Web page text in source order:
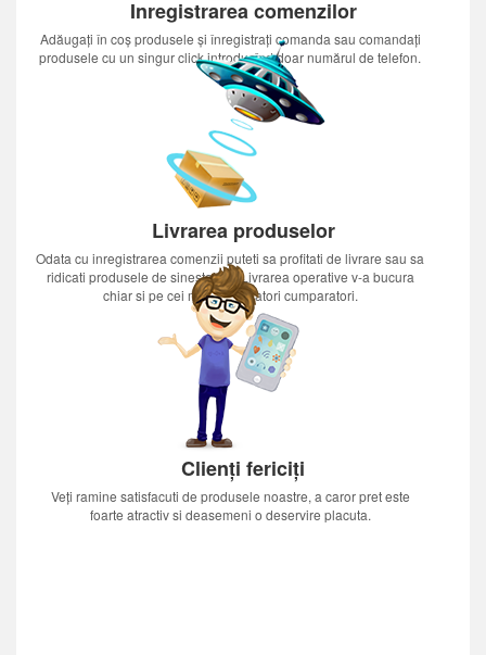
Inregistrarea comenzilor
Adăugați în coș produsele și înregistrați comanda sau comandați
produsele cu un singur click introducînd doar numărul de telefon.
Livrarea produselor
Odata cu inregistrarea comenzii puteti sa profitati de livrare sau sa
ridicati produsele de sinestatator.Livrarea operative v-a bucura
chiar si pe cei mai nerabdatori cumparatori.
Clienți fericiți
Veți ramine satisfacuti de produsele noastre, a caror pret este
foarte atractiv si deasemeni o deservire placuta.